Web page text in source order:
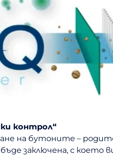
контрол“
на бутоните –
заключена, с